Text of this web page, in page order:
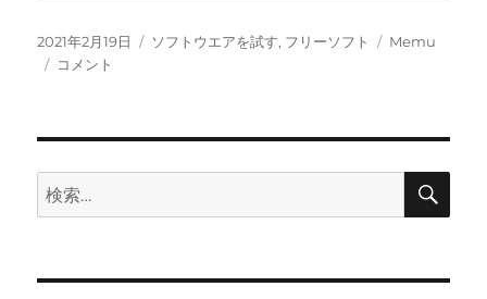
投
稿
2021年2月19日
カ
ソフトウエアを試す, フリーソフト
タ
Memu
ス
プ
リ
「ど
コメント
検
索:
検